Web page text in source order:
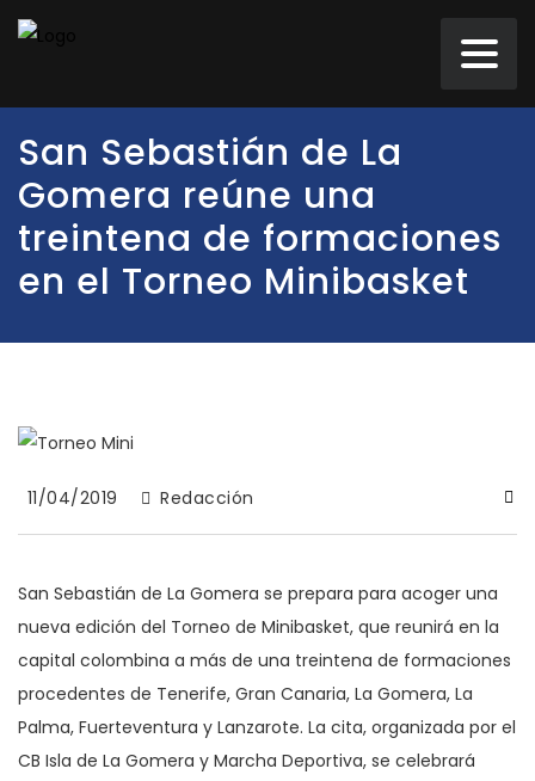
San Sebastián de La
Gomera reúne una
treintena de formaciones
en el Torneo Minibasket
11/04/2019 Redacción
San Sebastián de La Gomera se prepara para acoger una
nueva edición del Torneo de Minibasket, que reunirá en la
capital colombina a más de una treintena de formaciones
procedentes de Tenerife, Gran Canaria, La Gomera, La
Palma, Fuerteventura y Lanzarote. La cita, organizada por el
CB Isla de La Gomera y Marcha Deportiva, se celebrará